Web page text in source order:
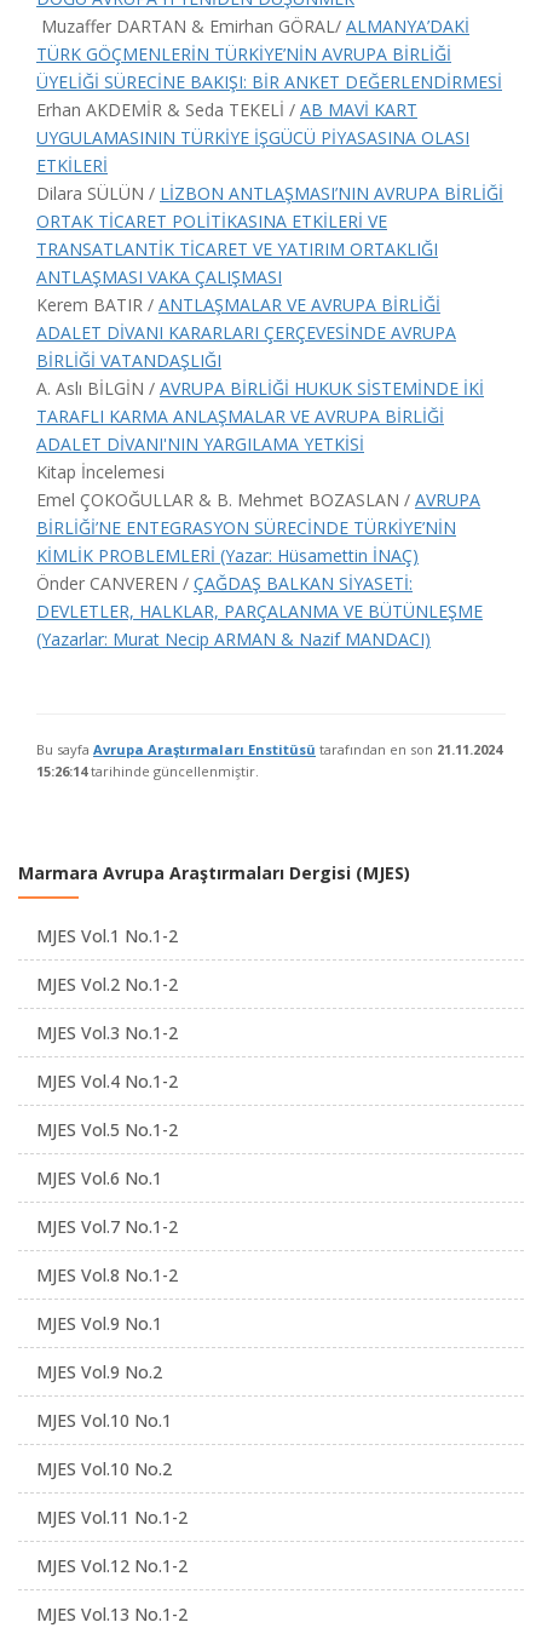
Muzaffer DARTAN & Emirhan GÖRAL/ ALMANYA’DAKİ
TÜRK GÖÇMENLERİN TÜRKİYE’NİN AVRUPA BİRLİĞİ
ÜYELİĞİ SÜRECİNE BAKIŞI: BİR ANKET DEĞERLENDİRMESİ
Erhan AKDEMİR & Seda TEKELİ / AB MAVİ KART
UYGULAMASININ TÜRKİYE İŞGÜCÜ PİYASASINA OLASI
ETKİLERİ
Dilara SÜLÜN / LİZBON ANTLAŞMASI’NIN AVRUPA BİRLİĞİ
ORTAK TİCARET POLİTİKASINA ETKİLERİ VE
TRANSATLANTİK TİCARET VE YATIRIM ORTAKLIĞI
ANTLAŞMASI VAKA ÇALIŞMASI
Kerem BATIR / ANTLAŞMALAR VE AVRUPA BİRLİĞİ
ADALET DİVANI KARARLARI ÇERÇEVESİNDE AVRUPA
BİRLİĞİ VATANDAŞLIĞI
A. Aslı BİLGİN / AVRUPA BİRLİĞİ HUKUK SİSTEMİNDE İKİ
TARAFLI KARMA ANLAŞMALAR VE AVRUPA BİRLİĞİ
ADALET DİVANI'NIN YARGILAMA YETKİSİ
Kitap İncelemesi
Emel ÇOKOĞULLAR & B. Mehmet BOZASLAN / AVRUPA
BİRLİĞİ’NE ENTEGRASYON SÜRECİNDE TÜRKİYE’NİN
KİMLİK PROBLEMLERİ (Yazar: Hüsamettin İNAÇ)
Önder CANVEREN / ÇAĞDAŞ BALKAN SİYASETİ:
DEVLETLER, HALKLAR, PARÇALANMA VE BÜTÜNLEŞME
(Yazarlar: Murat Necip ARMAN & Nazif MANDACI)
Bu sayfa Avrupa Araştırmaları Enstitüsü tarafından en son 21.11.2024
15:26:14tarihinde güncellenmiştir.
Marmara Avrupa Araştırmaları Dergisi (MJES)
MJES Vol.1 No.1-2
MJES Vol.2 No.1-2
MJES Vol.3 No.1-2
MJES Vol.4 No.1-2
MJES Vol.5 No.1-2
MJES Vol.6 No.1
MJES Vol.7 No.1-2
MJES Vol.8 No.1-2
MJES Vol.9 No.1
MJES Vol.9 No.2
MJES Vol.10 No.1
MJES Vol.10 No.2
MJES Vol.11 No.1-2
MJES Vol.12 No.1-2
MJES Vol.13 No.1-2